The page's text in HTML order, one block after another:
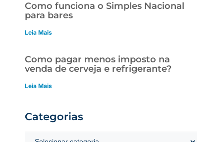
Como funciona o Simples Nacional
para bares
Leia Mais
Como pagar menos imposto na
venda de cerveja e refrigerante?
Leia Mais
Categorias